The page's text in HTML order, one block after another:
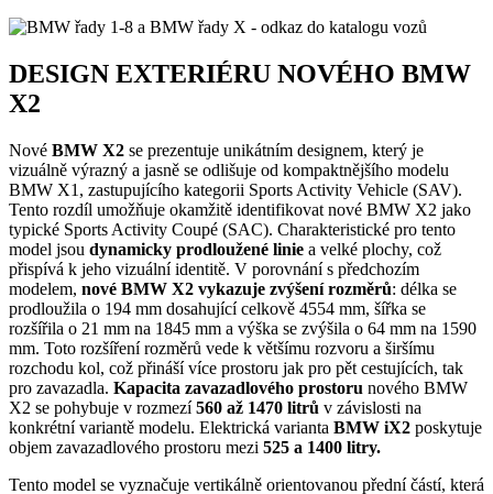
DESIGN EXTERIÉRU NOVÉHO BMW
X2
Nové BMW X2 se prezentuje unikátním designem, který je
vizuálně výrazný a jasně se odlišuje od kompaktnějšího modelu
BMW X1, zastupujícího kategorii Sports Activity Vehicle (SAV).
Tento rozdíl umožňuje okamžitě identifikovat nové BMW X2 jako
typické Sports Activity Coupé (SAC). Charakteristické pro tento
model jsou dynamicky prodloužené linie a velké plochy, což
přispívá k jeho vizuální identitě. V porovnání s předchozím
modelem, nové BMW X2 vykazuje zvýšení rozměrů: délka se
prodloužila o 194 mm dosahující celkově 4554 mm, šířka se
rozšířila o 21 mm na 1845 mm a výška se zvýšila o 64 mm na 1590
mm. Toto rozšíření rozměrů vede k většímu rozvoru a širšímu
rozchodu kol, což přináší více prostoru jak pro pět cestujících, tak
pro zavazadla. Kapacita zavazadlového prostoru nového BMW
X2 se pohybuje v rozmezí560 až 1470 litrů v závislosti na
konkrétní variantě modelu. Elektrická varianta BMW iX2 poskytuje
objem zavazadlového prostoru mezi 525 a 1400 litry.
Tento model se vyznačuje vertikálně orientovanou přední částí, která